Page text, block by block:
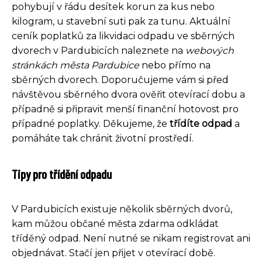
pohybují v řádu desítek korun za kus nebo
kilogram, u stavební suti pak za tunu. Aktuální
ceník poplatků za likvidaci odpadu ve sběrných
dvorech v Pardubicích naleznete na webových
stránkách města Pardubicenebo přímo na
sběrných dvorech. Doporučujeme vám si před
návštěvou sběrného dvora ověřit otevírací dobu a
případně si připravit menší finanční hotovost pro
případné poplatky. Děkujeme, že třídíte odpad a
pomáháte tak chránit životní prostředí.
Tipy pro třídění odpadu
V Pardubicích existuje několik sběrných dvorů,
kam můžou občané města zdarma odkládat
tříděný odpad. Není nutné se nikam registrovat ani
objednávat. Stačí jen přijet v otevírací době.